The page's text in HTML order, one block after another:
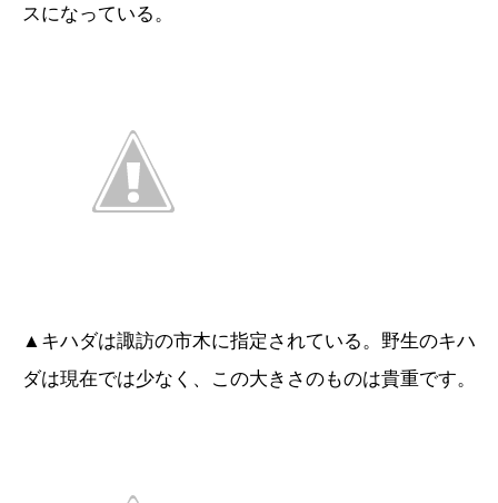
スになっている。
▲キハダは諏訪の市木に指定されている。野生のキハ
ダは現在では少なく、この大きさのものは貴重です。